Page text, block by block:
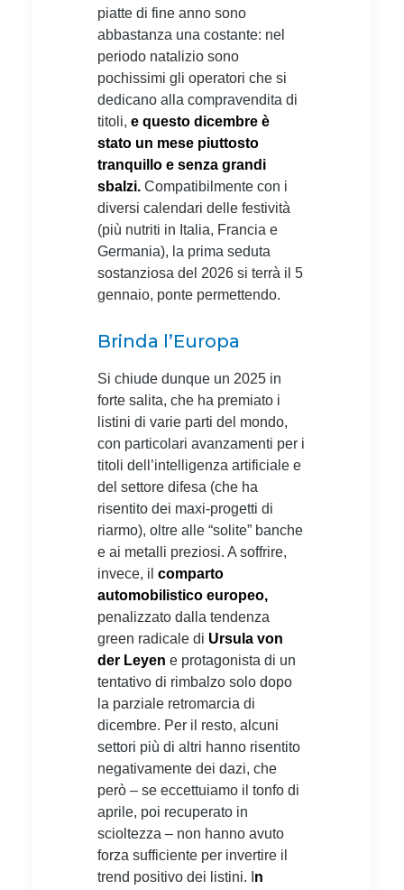
piatte di fine anno sono
abbastanza una costante: nel
periodo natalizio sono
pochissimi gli operatori che si
dedicano alla compravendita di
titoli, e questo dicembre è
stato un mese piuttosto
tranquillo e senza grandi
sbalzi. Compatibilmente con i
diversi calendari delle festività
(più nutriti in Italia, Francia e
Germania), la prima seduta
sostanziosa del 2026 si terrà il 5
gennaio, ponte permettendo.
Brinda l’Europa
Si chiude dunque un 2025 in
forte salita, che ha premiato i
listini di varie parti del mondo,
con particolari avanzamenti per i
titoli dell’intelligenza artificiale e
del settore difesa (che ha
risentito dei maxi-progetti di
riarmo), oltre alle “solite” banche
e ai metalli preziosi. A soffrire,
invece, il comparto
automobilistico europeo,
penalizzato dalla tendenza
green radicale di Ursula von
der Leyen e protagonista di un
tentativo di rimbalzo solo dopo
la parziale retromarcia di
dicembre. Per il resto, alcuni
settori più di altri hanno risentito
negativamente dei dazi, che
però – se eccettuiamo il tonfo di
aprile, poi recuperato in
scioltezza – non hanno avuto
forza sufficiente per invertire il
trend positivo dei listini. I n